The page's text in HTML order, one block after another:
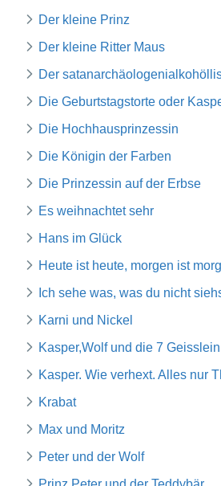
Der kleine Prinz
Der kleine Ritter Maus
Der
Die Geburtstagstorte oder
Die Hochhausprinzessin
Die Königin der Farben
Die Prinzessin auf der Erbse
Es weihnachtet sehr
Hans im Glück
Heute ist heute, morgen ist
Ich sehe was, was du nicht
Karni und Nickel
Kasper,Wolf und die 7 Geisslein
Kasper. Wie verhext. Alles nur
Krabat
Max und Moritz
Peter und der Wolf